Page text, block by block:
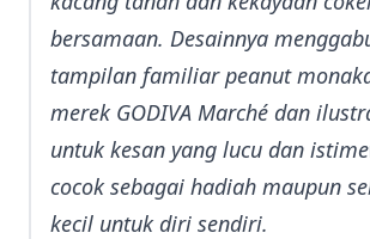
bersamaan. Desainnya
tampilan familiar peanut
merek GODIVA Marché dan
untuk kesan yang lucu dan
cocok sebagai hadiah maupun
kecil untuk diri sendiri.